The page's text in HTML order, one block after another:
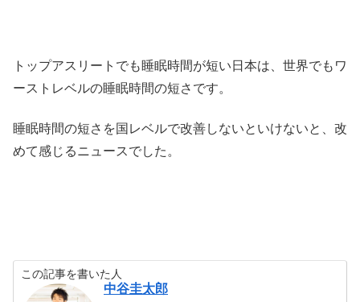
トップアスリートでも睡眠時間が短い日本は、世界でもワ
ーストレベルの睡眠時間の短さです。
睡眠時間の短さを国レベルで改善しないといけないと、改
めて感じるニュースでした。
この記事を書いた人
中谷圭太郎